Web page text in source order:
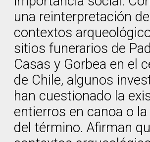
una reinterpretación
contextos
sitios funerarios de
Casas y Gorbea en el
de Chile, algunos
han cuestionado la
entierros en canoa o
del término. Afirman